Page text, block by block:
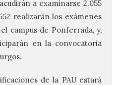
a examinarse 2.055
realizarán los exámenes
campus de Ponferrada, y,
en la convocatoria
de la PAU estará